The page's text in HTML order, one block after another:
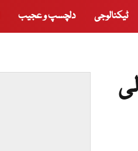
ٹیکنالوجی دلچسپ و عجیب